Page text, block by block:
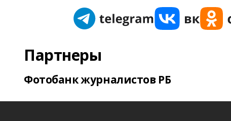
Партнеры
Фотобанк журналистов РБ